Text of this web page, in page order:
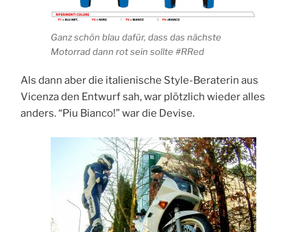
Ganz schön blau dafür, dass das nächste
Motorrad dann rot sein sollte #RRed
Als dann aber die italienische Style-Beraterin aus
Vicenza den Entwurf sah, war plötzlich wieder alles
anders. “Piu Bianco!” war die Devise.